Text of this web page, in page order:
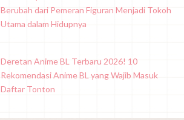
Berubah dari Pemeran Figuran Menjadi Tokoh
Utama dalam Hidupnya
Deretan Anime BL Terbaru 2026! 10
Rekomendasi Anime BL yang Wajib Masuk
Daftar Tonton